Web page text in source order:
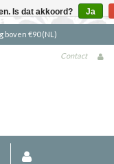
(NL)
Contact
Is dat akkoord? Ja